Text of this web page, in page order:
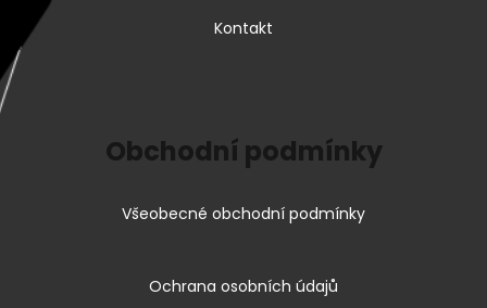
Kontakt
Obchodní podmínky
Všeobecné obchodní podmínky
Ochrana osobních údajů